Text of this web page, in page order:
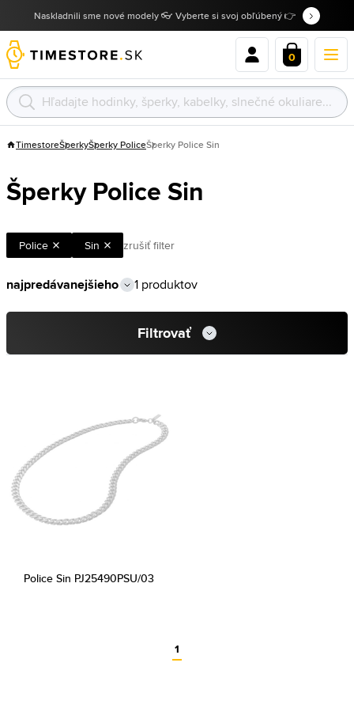
Naskladnili sme nové modely 👓 Vyberte si svoj obľúbený 👉
0
TimestoreŠperkyŠperky PoliceŠperky Police Sin
Šperky Police Sin
Police Sin zrušiť filter
1 produktov
Filtrovať
Police Sin PJ25490PSU/03
1